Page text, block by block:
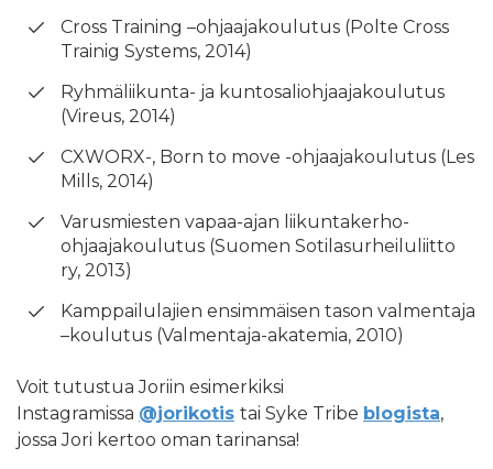
Cross Training –ohjaajakoulutus (Polte Cross
Trainig Systems, 2014)
Ryhmäliikunta- ja kuntosaliohjaajakoulutus
(Vireus, 2014)
CXWORX-, Born to move -ohjaajakoulutus (Les
Mills, 2014)
Varusmiesten vapaa-ajan liikuntakerho-
ohjaajakoulutus (Suomen Sotilasurheiluliitto
ry, 2013)
Kamppailulajien ensimmäisen tason valmentaja
–koulutus (Valmentaja-akatemia, 2010)
Voit tutustua Joriin esimerkiksi
Instagramissa @jorikotis tai Syke Tribe blogista,
jossa Jori kertoo oman tarinansa!